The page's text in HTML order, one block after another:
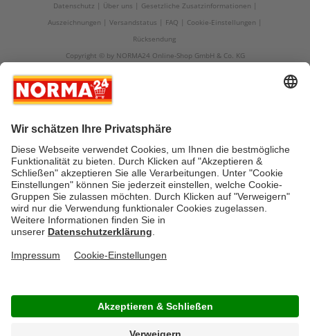
Datenschutz
Über uns
Gesetzliche Zusatzinformationen
Auszeichnungen
Versandstatus FAQ
Cookie-Einstellungen
Rücksendung
Copyright © by NORMA24 Online-Shop GmbH & Co. KG